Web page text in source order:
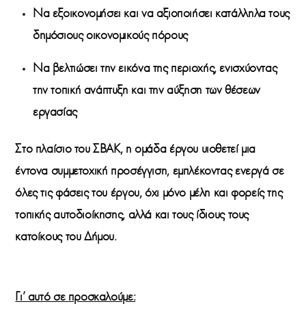
Να εξοικονομήσει και να αξιοποιήσει κατάλληλα τους
δημόσιους οικονομικούς πόρους
Να βελτιώσει τηνεικόνα της περιοχής, ενισχύοντας
τηντοπική ανάπτυξη και την αύξηση τωνθέσεων
εργασίας
Στο πλαίσιο του ΣΒΑΚ, η ομάδα έργου υιοθετεί μια
έντονα συμμετοχική προσέγγιση, εμπλέκοντας ενεργά σε
όλες τις φάσεις του έργου, όχι μόνο μέλη και φορείς της
τοπικής αυτοδιοίκησης, αλλά και τους ίδιους τους
κατοίκους του Δήμου.
Γι’ αυτό σε προσκαλούμε: